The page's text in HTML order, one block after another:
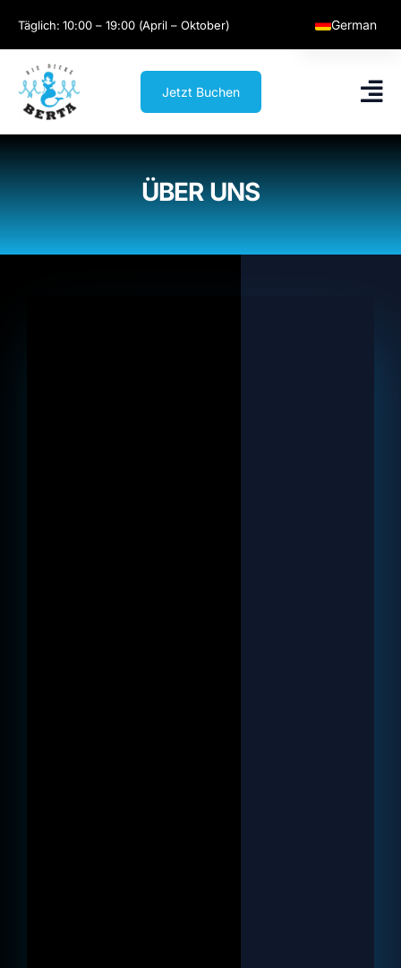
content
Täglich: 10:00 – 19:00 (April – Oktober)
Jetzt Buchen
ÜBER UNS
German
English